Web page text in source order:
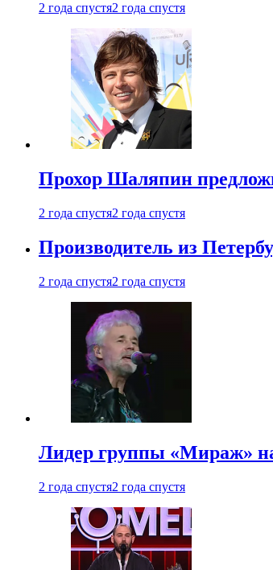
2 года спустя2 года спустя
Прохор Шаляпин
2 года спустя2 года спустя
Производитель из
2 года спустя2 года спустя
Лидер группы «Мираж»
2 года спустя2 года спустя